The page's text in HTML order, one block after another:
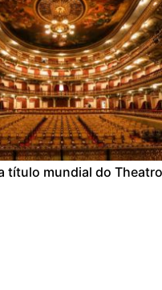
título mundial do